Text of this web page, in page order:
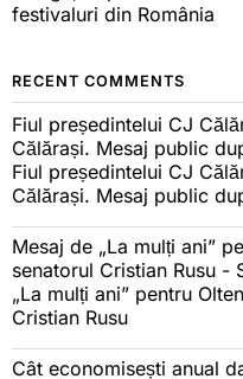
festivaluri din România
RECENT COMMENTS
Fiul președintelui CJ
Călărași. Mesaj public
Fiul președintelui CJ
Călărași. Mesaj public
Mesaj de „La mulți ani”
senatorul Cristian Rusu -
„La mulți ani” pentru
Cristian Rusu
Cât economisești anual